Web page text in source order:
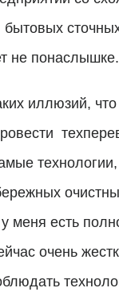
бытовых
не понаслышке.
иллюзий, что
меня есть
очень